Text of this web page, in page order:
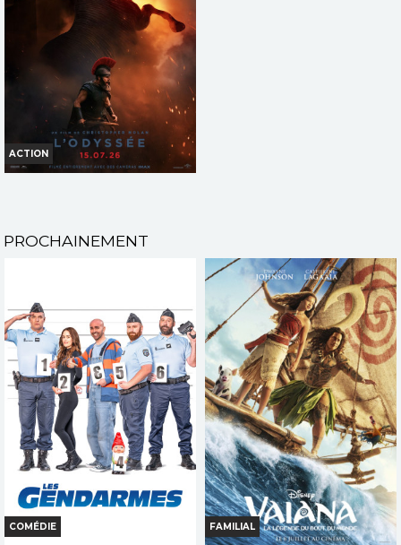
Bande-annonce
Réservation
TOUT PUBLIC
VF
ACTION
INT. -12ans
VF
PROCHAINEMENT
COMÉDIE FAMILIAL